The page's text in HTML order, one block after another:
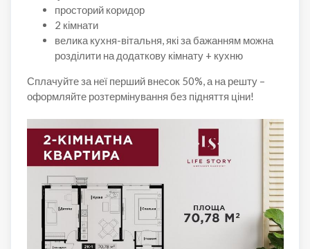
просторий коридор
2 кімнати
велика кухня-вітальня, які за бажанням можна
розділити на додаткову кімнату + кухню
Сплачуйте за неї перший внесок 50%, а на решту –
оформляйте розтермінування без підняття ціни!